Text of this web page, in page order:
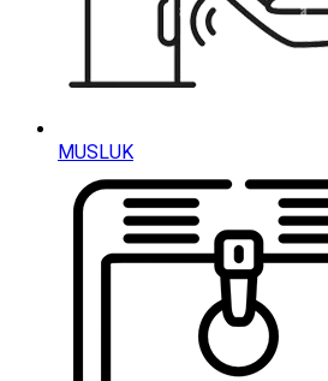
MUSLUK